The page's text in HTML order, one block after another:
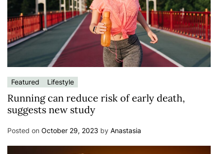
Featured Lifestyle
Running can reduce risk of early death,
suggests new study
Posted on October 29, 2023 by Anastasia